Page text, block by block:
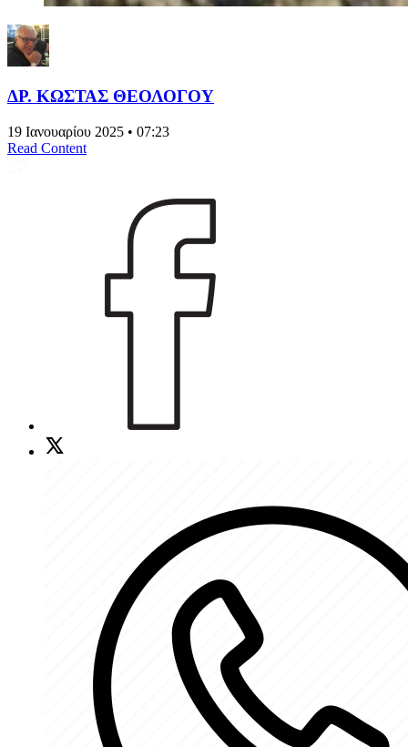
ΔΡ. ΚΩΣΤΑΣ ΘΕΟΛΟΓΟΥ
19 Ιανουαρίου 2025 • 07:23
Read Content